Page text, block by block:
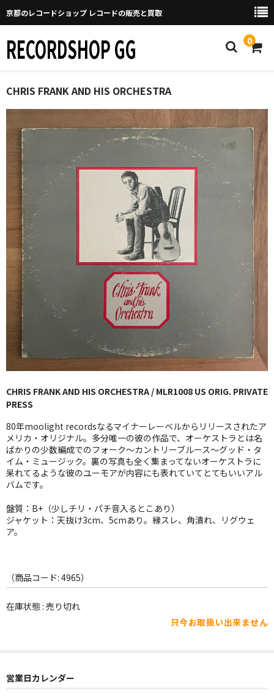
京都のレコードショップ レコードの販売と買取
RECORDSHOP GG 0
Home
マイページ
GGについて
買取について
取り置きなどについて
Categories
New Arrivals
新譜
GG RECORD （当店のレーベル）
JAZZ-US
BLUE NOTE
JAZZ-EU
JAZZ-JP
JAZZ-VOCAL
J-POP
FOLK,SSW
その他
7INC
Webのみ no.2
CHRIS FRANK AND HIS ORCHESTRA
CHRIS FRANK AND HIS ORCHESTRA / MLR1008 US ORIG. PRIVATE
PRESS
80年moolight recordsなるマイナーレーベルからリリースされたア
メリカ・オリジナル。多分唯一の彼の作品で、オーケストラとは名
ばかりの少数編成でのフォーク〜カントリーブルース〜グッド・タ
イム・ミュージック。裏の写真も全く集まってないオーケストラに
呆れてるような彼のユーモアが内容にも表れていてとてもいいアル
バムです。
盤質：B+（少しチリ・パチ音入るとこあり）
ジャケット：天抜け3cm、5cmあり。縁スレ、角潰れ、リグウェ
ア。
（商品コード: 4965）
在庫状態 : 売り切れ
只今お取扱い出来ません
営業日カレンダー